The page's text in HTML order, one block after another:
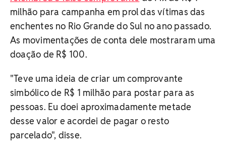
milhão para campanha em prol das vítimas das
enchentes no Rio Grande do Sul no ano passado.
As movimentações de conta dele mostraram uma
doação de R$ 100.
"Teve uma ideia de criar um comprovante
simbólico de R$ 1 milhão para postar para as
pessoas. Eu doei aproximadamente metade
desse valor e acordei de pagar o resto
parcelado", disse.